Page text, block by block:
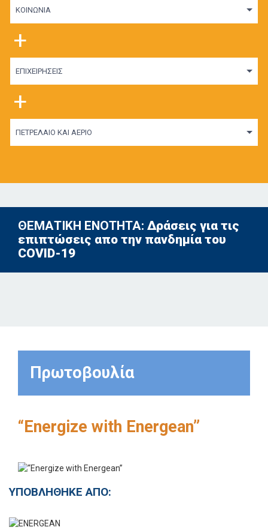
ΚΟΙΝΩΝΙΑ
+
ΕΠΙΧΕΙΡΗΣΕΙΣ
+
ΠΕΤΡΕΛΑΙΟ ΚΑΙ ΑΕΡΙΟ
ΘΕΜΑΤΙΚΗ ΕΝΟΤΗΤΑ: Δράσεις για τις
επιπτώσεις απο την πανδημία του
COVID-19
Πρωτοβουλία
“Energize with Energean”
ΥΠΟΒΛΗΘΗΚΕ ΑΠΟ: